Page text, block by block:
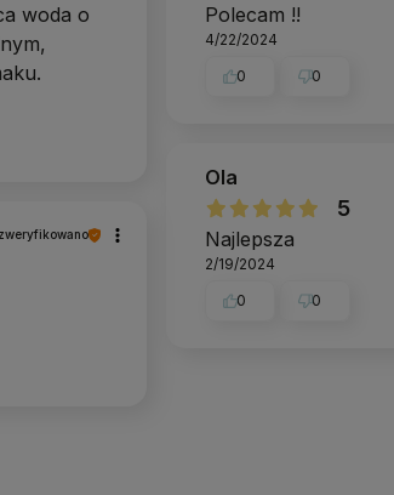
woda o
Polecam !!
4/22/2024
0 0
Ola
5
Najlepsza
2/19/2024
0 0
zweryfikowano